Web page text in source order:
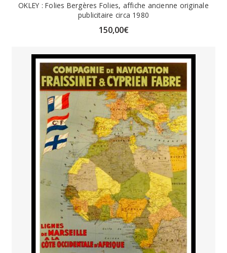
OKLEY : Folies Bergères Folies, affiche ancienne originale
publicitaire circa 1980
150,00€